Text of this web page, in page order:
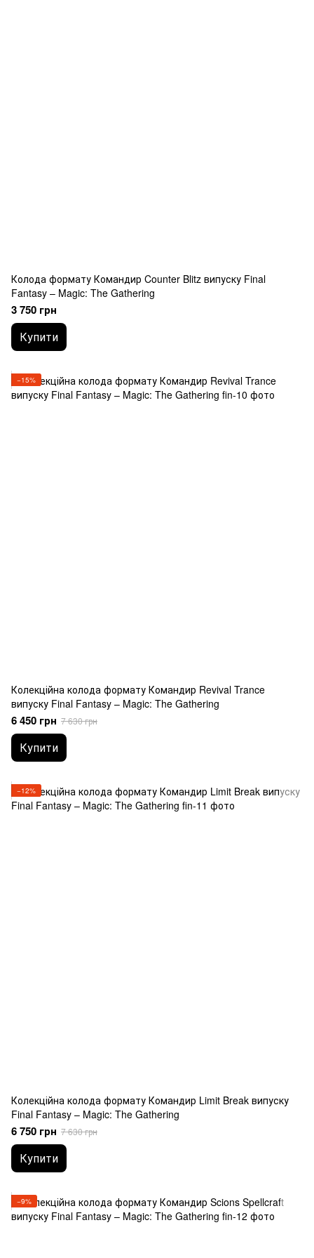
Колода формату Командир Counter Blitz випуску Final
Fantasy – Magic: The Gathering
3 750 грн
Купити
−15%
Колекційна колода формату Командир Revival Trance
випуску Final Fantasy – Magic: The Gathering
6 450 грн 7 630 грн
Купити
−12%
Колекційна колода формату Командир Limit Break випуску
Final Fantasy – Magic: The Gathering
6 750 грн 7 630 грн
Купити
−9%